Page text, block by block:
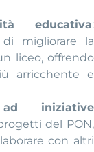
educativa:
migliorare la
liceo, offrendo
arricchente e
ad iniziative
del PON,
con altri